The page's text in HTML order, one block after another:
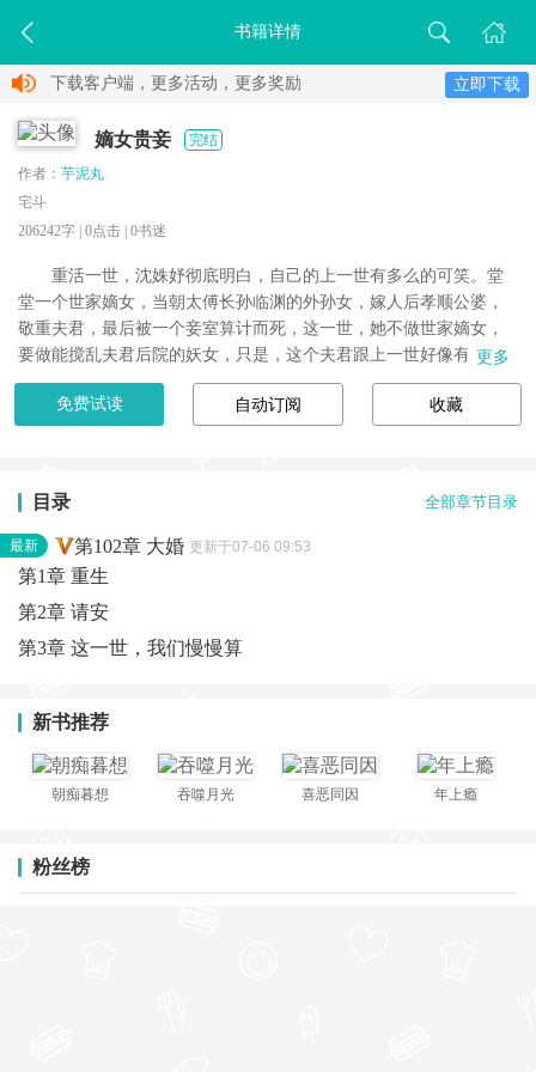
书籍详情
下载客户端，更多活动，更多奖励 立即下载
嫡女贵妾
完结
作者： 芋泥丸
宅斗
206242字 | 0点击 | 0书迷
重活一世，沈姝妤彻底明白，自己的上一世有多么的可笑。堂
堂一个世家嫡女，当朝太傅长孙临渊的外孙女，嫁人后孝顺公婆，
敬重夫君，最后被一个妾室算计而死，这一世，她不做世家嫡女，
要做能搅乱夫君后院的妖女，只是，这个夫君跟上一世好像有所不
同了。
更多
免费试读 自动订阅 收藏
目录 全部章节目录
最新 第102章 大婚 更新于07-06 09:53
第1章 重生
第2章 请安
第3章 这一世，我们慢慢算
新书推荐
朝痴暮想 吞噬月光 喜恶同因 年上瘾
粉丝榜